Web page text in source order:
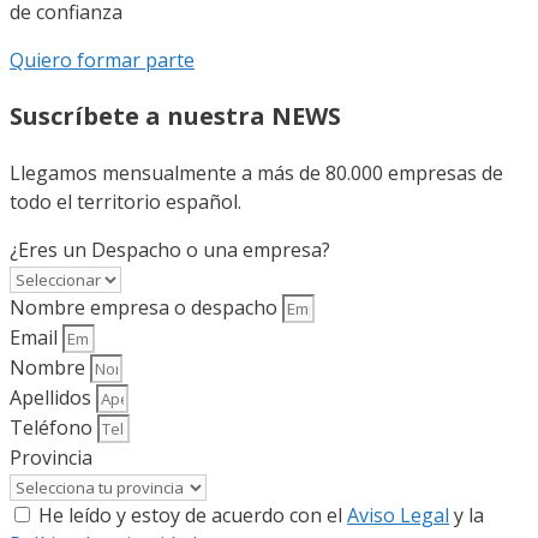
de confianza
Quiero formar parte
Suscríbete a nuestra NEWS
Llegamos mensualmente a más de 80.000 empresas de
todo el territorio español.
¿Eres un Despacho o una empresa?
Nombre empresa o despacho
Email
Nombre
Apellidos
Teléfono
Provincia
He leído y estoy de acuerdo con el Aviso Legal y la